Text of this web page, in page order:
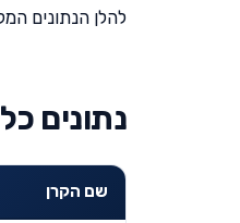
להלן הנתונים
נתונים
שם הקרן